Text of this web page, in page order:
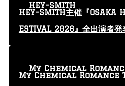
HEY-SMITH主催『OSAKA
ESTIVAL 2026』全出演者発
HEY-SMITH
My Chemical Romance
My Chemical